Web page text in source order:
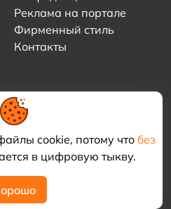
cookie, потому что без
в цифровую тыкву.
Реклама на портале
Фирменный стиль
Контакты
КриоФрост»